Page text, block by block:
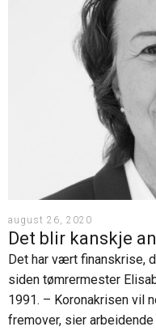
august 26, 2020
Det blir kanskje
Det har vært finanskrise,
siden tømrermester
1991. – Koronakrisen vil
fremover, sier